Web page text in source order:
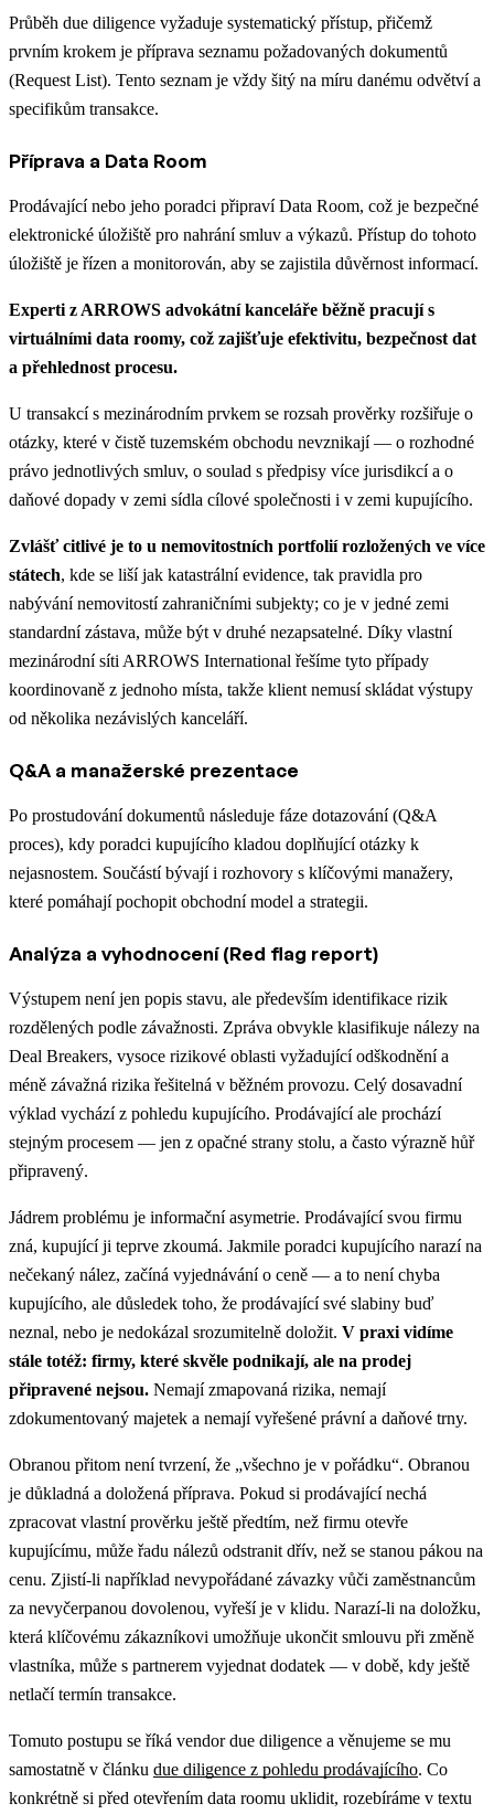
Průběh due diligence vyžaduje systematický přístup, přičemž
prvním krokem je příprava seznamu požadovaných dokumentů
(Request List). Tento seznam je vždy šitý na míru danému odvětví a
specifikům transakce.
Příprava a Data Room
Prodávající nebo jeho poradci připraví Data Room, což je bezpečné
elektronické úložiště pro nahrání smluv a výkazů. Přístup do tohoto
úložiště je řízen a monitorován, aby se zajistila důvěrnost informací.
Experti z ARROWS advokátní kanceláře běžně pracují s
virtuálními data roomy, což zajišťuje efektivitu, bezpečnost dat
a přehlednost procesu.
U transakcí s mezinárodním prvkem se rozsah prověrky rozšiřuje o
otázky, které v čistě tuzemském obchodu nevznikají — o rozhodné
právo jednotlivých smluv, o soulad s předpisy více jurisdikcí a o
daňové dopady v zemi sídla cílové společnosti i v zemi kupujícího.
Zvlášť citlivé je to u nemovitostních portfolií rozložených ve více
státech, kde se liší jak katastrální evidence, tak pravidla pro
nabývání nemovitostí zahraničními subjekty; co je v jedné zemi
standardní zástava, může být v druhé nezapsatelné. Díky vlastní
mezinárodní síti ARROWS International řešíme tyto případy
koordinovaně z jednoho místa, takže klient nemusí skládat výstupy
od několika nezávislých kanceláří.
Q&A a manažerské prezentace
Po prostudování dokumentů následuje fáze dotazování (Q&A
proces), kdy poradci kupujícího kladou doplňující otázky k
nejasnostem. Součástí bývají i rozhovory s klíčovými manažery,
které pomáhají pochopit obchodní model a strategii.
Analýza a vyhodnocení (Red flag report)
Výstupem není jen popis stavu, ale především identifikace rizik
rozdělených podle závažnosti. Zpráva obvykle klasifikuje nálezy na
Deal Breakers, vysoce rizikové oblasti vyžadující odškodnění a
méně závažná rizika řešitelná v běžném provozu. Celý dosavadní
výklad vychází z pohledu kupujícího. Prodávající ale prochází
stejným procesem — jen z opačné strany stolu, a často výrazně hůř
připravený.
Jádrem problému je informační asymetrie. Prodávající svou firmu
zná, kupující ji teprve zkoumá. Jakmile poradci kupujícího narazí na
nečekaný nález, začíná vyjednávání o ceně — a to není chyba
kupujícího, ale důsledek toho, že prodávající své slabiny buď
neznal, nebo je nedokázal srozumitelně doložit. V praxi vidíme
stále totéž: firmy, které skvěle podnikají, ale na prodej
připravené nejsou. Nemají zmapovaná rizika, nemají
zdokumentovaný majetek a nemají vyřešené právní a daňové trny.
Obranou přitom není tvrzení, že „všechno je v pořádku“. Obranou
je důkladná a doložená příprava. Pokud si prodávající nechá
zpracovat vlastní prověrku ještě předtím, než firmu otevře
kupujícímu, může řadu nálezů odstranit dřív, než se stanou pákou na
cenu. Zjistí-li například nevypořádané závazky vůči zaměstnancům
za nevyčerpanou dovolenou, vyřeší je v klidu. Narazí-li na doložku,
která klíčovému zákazníkovi umožňuje ukončit smlouvu při změně
vlastníka, může s partnerem vyjednat dodatek — v době, kdy ještě
netlačí termín transakce.
Tomuto postupu se říká vendor due diligence a věnujeme se mu
samostatně v článku due diligence z pohledu prodávajícího. Co
konkrétně si před otevřením data roomu uklidit, rozebíráme v textu